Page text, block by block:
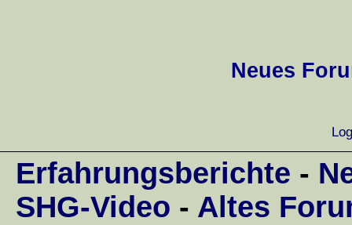
Neues
Erfahrungsberichte -
SHG-Video - Altes